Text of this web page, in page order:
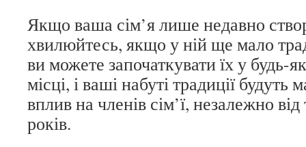
Якщо ваша сім’я лише недавно
хвилюйтесь, якщо у ній ще мало
ви можете започаткувати їх у будь-
місці, і ваші набуті традиції будуть
вплив на членів сім’ї, незалежно від
років.